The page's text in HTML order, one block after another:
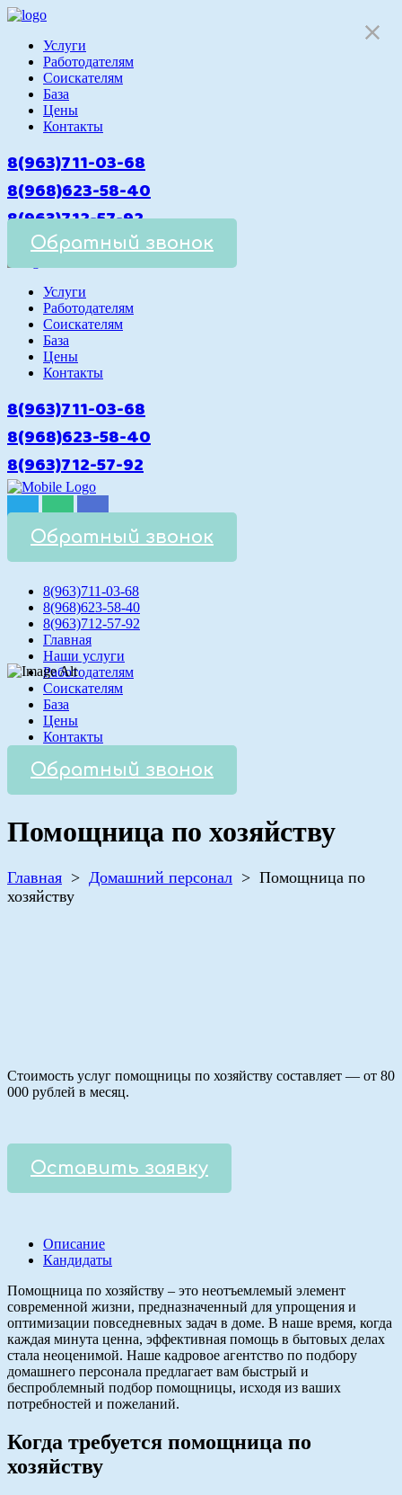
Услуги
Работодателям
Cоискателям
База
Цены
Контакты
8(963)711-03-68
8(968)623-58-40
8(963)712-57-92
Обратный звонок
Услуги
Работодателям
Cоискателям
База
Цены
Контакты
8(963)711-03-68
8(968)623-58-40
8(963)712-57-92
Обратный звонок
8(963)711-03-68
8(968)623-58-40
8(963)712-57-92
Главная
Наши услуги
Работодателям
Соискателям
База
Цены
Контакты
Обратный звонок
Помощница по хозяйству
Главная > Домашний персонал > Помощница по
хозяйству
Стоимость услуг помощницы по хозяйству составляет — от 80
000 рублей в месяц.
Оставить заявку
Описание
Кандидаты
Помощница по хозяйству – это неотъемлемый элемент
современной жизни, предназначенный для упрощения и
оптимизации повседневных задач в доме. В наше время, когда
каждая минута ценна, эффективная помощь в бытовых делах
стала неоценимой. Наше кадровое агентство по подбору
домашнего персонала предлагает вам быстрый и
беспроблемный подбор помощницы, исходя из ваших
потребностей и пожеланий.
Когда требуется помощница по
хозяйству